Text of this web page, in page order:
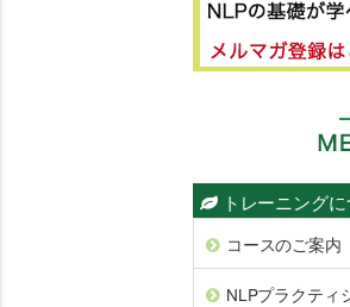
トレーニングに
コースのご案内
NLPプラクティ